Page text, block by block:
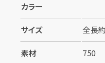
カンタ
カラー
サイズ
全長
素材
750